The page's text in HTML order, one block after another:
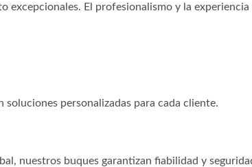
El profesionalismo y la experiencia
personalizadas para cada cliente.
nuestros buques garantizan fiabilidad y